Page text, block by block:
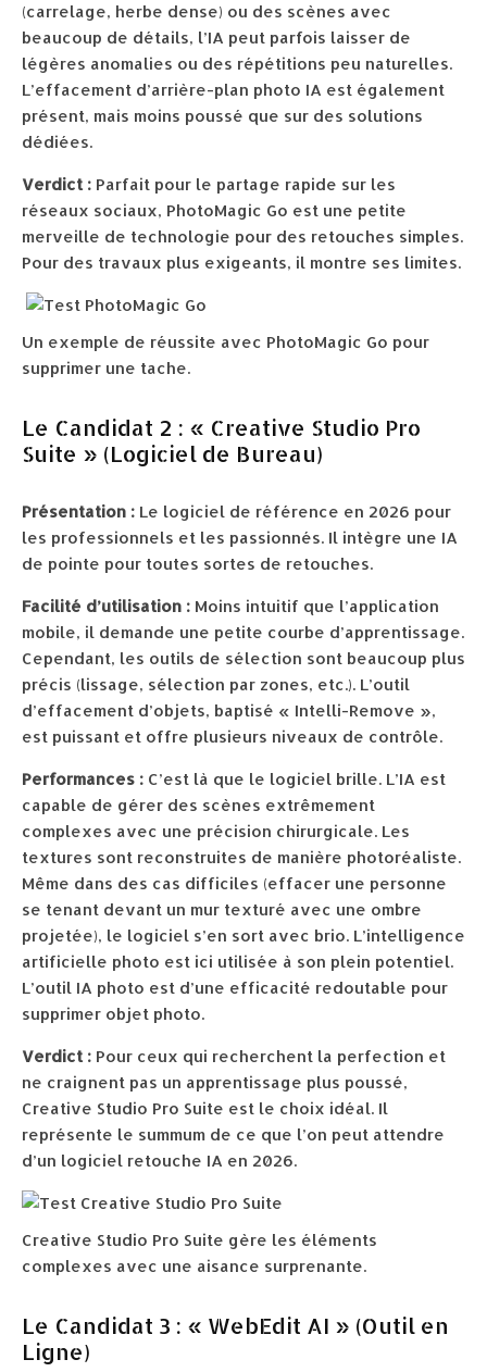
(carrelage, herbe dense) ou des scènes avec
beaucoup de détails, l’IA peut parfois laisser de
légères anomalies ou des répétitions peu naturelles.
L’effacement d’arrière-plan photo IA est également
présent, mais moins poussé que sur des solutions
dédiées.
Verdict : Parfait pour le partage rapide sur les
réseaux sociaux, PhotoMagic Go est une petite
merveille de technologie pour des retouches simples.
Pour des travaux plus exigeants, il montre ses limites.
Un exemple de réussite avec PhotoMagic Go pour
supprimer une tache.
Le Candidat 2 : « Creative Studio Pro
Suite » (Logiciel de Bureau)
Présentation : Le logiciel de référence en 2026 pour
les professionnels et les passionnés. Il intègre une IA
de pointe pour toutes sortes de retouches.
Facilité d’utilisation : Moins intuitif que l’application
mobile, il demande une petite courbe d’apprentissage.
Cependant, les outils de sélection sont beaucoup plus
précis (lissage, sélection par zones, etc.). L’outil
d’effacement d’objets, baptisé « Intelli-Remove »,
est puissant et offre plusieurs niveaux de contrôle.
Performances : C’est là que le logiciel brille. L’IA est
capable de gérer des scènes extrêmement
complexes avec une précision chirurgicale. Les
textures sont reconstruites de manière photoréaliste.
Même dans des cas difficiles (effacer une personne
se tenant devant un mur texturé avec une ombre
projetée), le logiciel s’en sort avec brio. L’intelligence
artificielle photo est ici utilisée à son plein potentiel.
L’outil IA photo est d’une efficacité redoutable pour
supprimer objet photo.
Verdict : Pour ceux qui recherchent la perfection et
ne craignent pas un apprentissage plus poussé,
Creative Studio Pro Suite est le choix idéal. Il
représente le summum de ce que l’on peut attendre
d’un logiciel retouche IA en 2026.
Creative Studio Pro Suite gère les éléments
complexes avec une aisance surprenante.
Le Candidat 3 : « WebEdit AI » (Outil en
Ligne)